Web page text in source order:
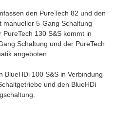
den PureTech 82 und den
manueller 5-Gang Schaltung
130 S&S kommt in
Schaltung und der PureTech
angeboten.
BlueHDi 100 S&S in Verbindung
und den BlueHDi